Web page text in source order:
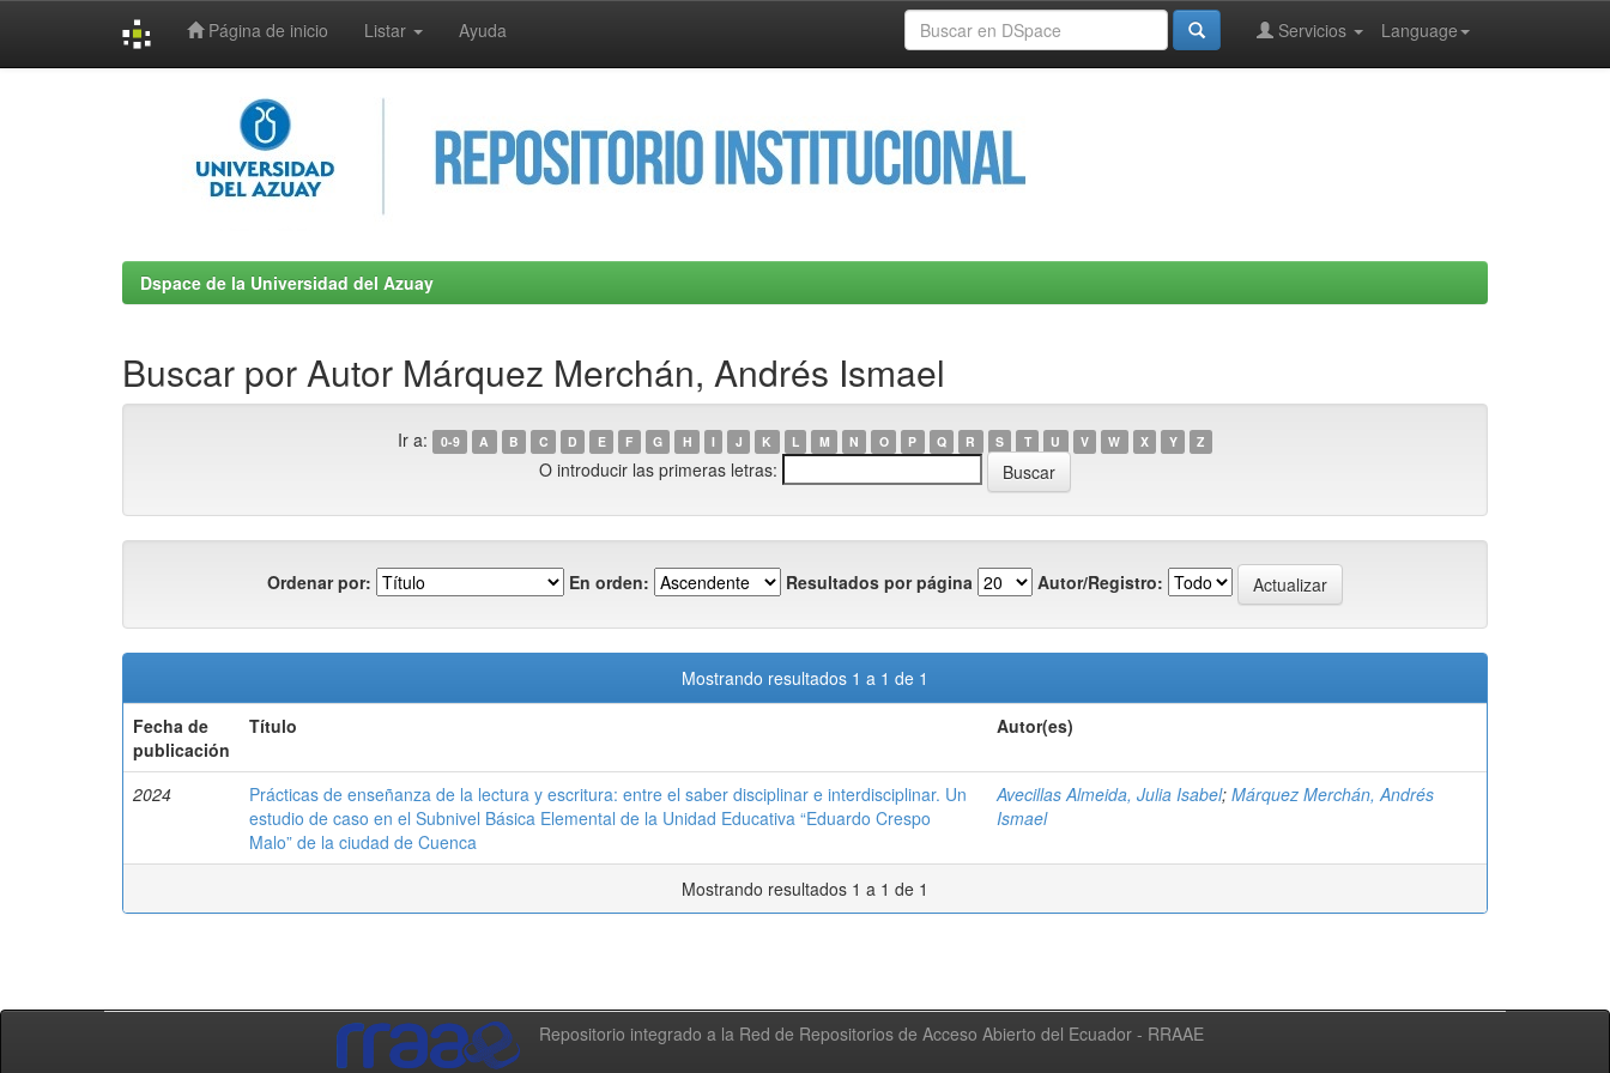
Página de inicio Listar Ayuda Language
Servicios
Dspace de la Universidad del Azuay
Buscar por Autor Márquez Merchán, Andrés Ismael
Ir a: 0-9 A B C D E F G H I J K L M N O P Q R S T U V W X Y Z
O introducir las primeras letras:
Ordenar por: En orden: Resultados por página Autor/Registro:
Mostrando resultados 1 a 1 de 1
Fecha de
publicación
Título Autor(es)
2024
Prácticas de enseñanza de la lectura y escritura: entre el saber disciplinar e interdisciplinar. Un
estudio de caso en el Subnivel Básica Elemental de la Unidad Educativa “Eduardo Crespo
Malo” de la ciudad de Cuenca
Avecillas Almeida, Julia Isabel; Márquez Merchán, Andrés
Ismael
Mostrando resultados 1 a 1 de 1
Repositorio integrado a la Red de Repositorios de Acceso Abierto del Ecuador - RRAAE